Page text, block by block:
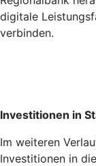
digitale
verbinden.
Investitionen in
Im weiteren
Investitionen in